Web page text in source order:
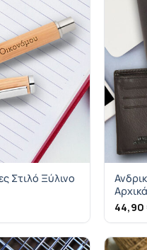
Στιλό Ξύλινο
44,90